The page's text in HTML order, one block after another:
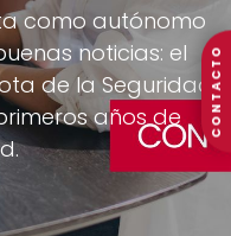
como autónomo
noticias: el
de la Seguridad
años de
CONTACTO